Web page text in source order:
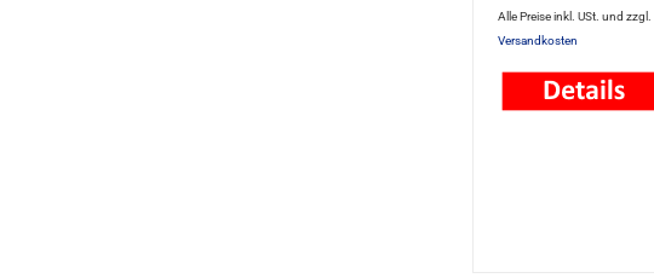
Alle Preise inkl. USt. und zzgl.
Versandkosten